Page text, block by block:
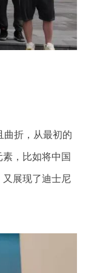
曲折，从最初的
，比如将中国
展现了迪士尼